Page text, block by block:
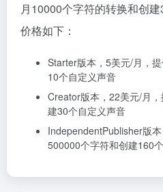
月10000个字符的转换和创
价格如下：
Starter版本，5美元/月，
10个自定义声音
Creator版本，22美元/月
建30个自定义声音
IndependentPublisher版
500000个字符和创建160